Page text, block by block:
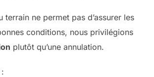
terrain ne permet pas d’assurer les
conditions, nous privilégions
plutôt qu’une annulation.